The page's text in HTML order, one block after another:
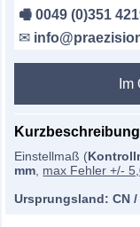
🖷 0049 (0)351
✉
Einstellmaß (
mm max Fehler +/-
Ursprungsland: CN /